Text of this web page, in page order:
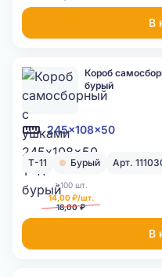
В
245x108x50
Короб
бурый
Т-11 Бурый Арт.
>100 шт.
14,00 ₽/шт.
18,00 ₽
В